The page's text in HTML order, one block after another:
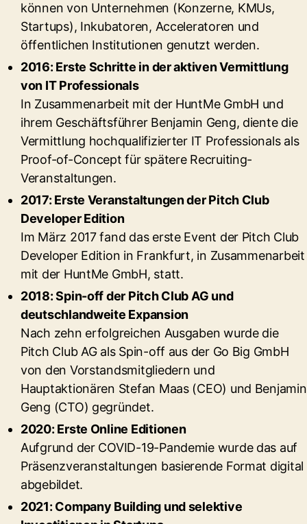
können von Unternehmen (Konzerne, KMUs,
Startups), Inkubatoren, Acceleratoren und
öffentlichen Institutionen genutzt werden.
2016: Erste Schritte in der aktiven Vermittlung
von IT Professionals
In Zusammenarbeit mit der HuntMe GmbH und
ihrem Geschäftsführer Benjamin Geng, diente die
Vermittlung hochqualifizierter IT Professionals als
Proof-of-Concept für spätere Recruiting-
Veranstaltungen.
2017: Erste Veranstaltungen der Pitch Club
Developer Edition
Im März 2017 fand das erste Event der Pitch Club
Developer Edition in Frankfurt, in Zusammenarbeit
mit der HuntMe GmbH, statt.
2018: Spin-off der Pitch Club AG und
deutschlandweite Expansion
Nach zehn erfolgreichen Ausgaben wurde die
Pitch Club AG als Spin-off aus der Go Big GmbH
von den Vorstandsmitgliedern und
Hauptaktionären Stefan Maas (CEO) und Benjamin
Geng (CTO) gegründet.
2020: Erste Online Editionen
Aufgrund der COVID-19-Pandemie wurde das auf
Präsenzveranstaltungen basierende Format digital
abgebildet.
2021: Company Building und selektive